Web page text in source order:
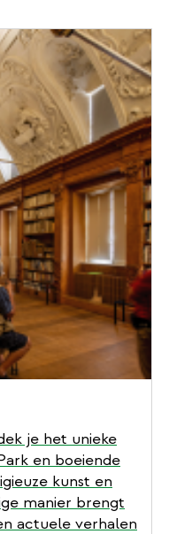
je het unieke
en boeiende
kunst en
manier brengt
actuele verhalen